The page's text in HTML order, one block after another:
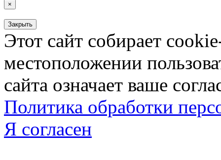
×
Закрыть
Этот сайт собирает
местоположении
сайта означает ваше
Политика обработки
Я согласен